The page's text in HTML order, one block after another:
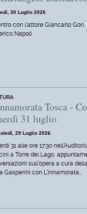
30 Luglio 2026
con l'attore Giancarlo Gori.
Napoli
Tosca -
31 luglio
29 Luglio 2026
31 alle ore 17:30
a Torre del Lago,
sull’opera a cura
Gasperini con L’innamorata…